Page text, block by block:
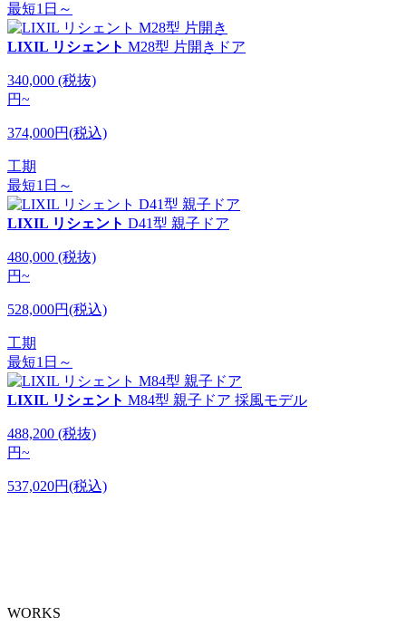
最短1日～
LIXIL リシェント M28型 片開きドア
340,000 (税抜)
円~
374,000円(税込)
工期
最短1日～
LIXIL リシェント D41型 親子ドア
480,000 (税抜)
円~
528,000円(税込)
工期
最短1日～
LIXIL リシェント M84型 親子ドア 採風モデル
488,200 (税抜)
円~
537,020円(税込)
WORKS